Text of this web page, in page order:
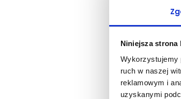
Niniejsza
Wykorzystujemy
ruch w naszej
reklamowym i
uzyskanymi